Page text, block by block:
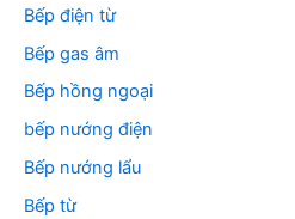
Bếp điện từ
Bếp gas âm
Bếp hồng ngoại
bếp nướng điện
Bếp nướng lẩu
Bếp từ